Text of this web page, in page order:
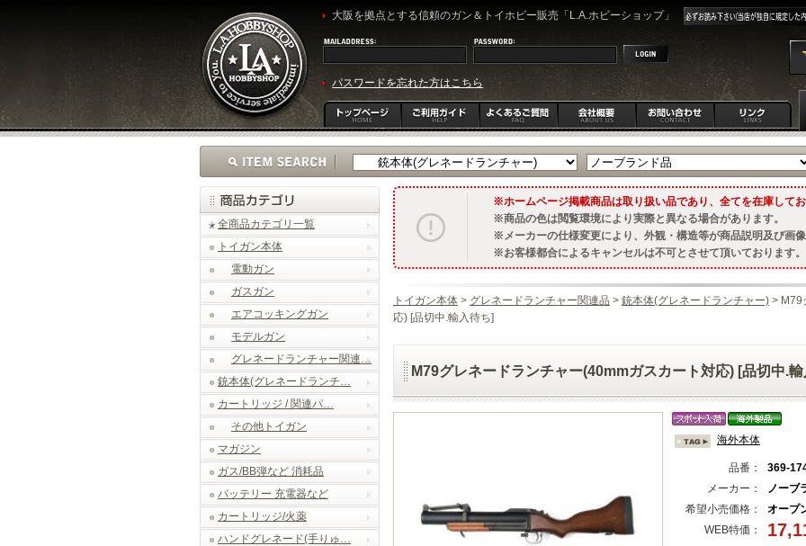
大阪を拠点とする信頼のガン＆トイホビー販売「L.A.ホビーショップ」
パスワードを忘れた方はこちら
全商品カテゴリ一覧
トイガン本体
電動ガン
ガスガン
エアコッキングガン
モデルガン
グレネードランチャー関連…
銃本体(グレネードランチ…
カートリッジ / 関連パ…
その他トイガン
マガジン
ガス/BB弾など 消耗品
バッテリー 充電器など
カートリッジ/火薬
ハンドグレネード(手りゅ…
ホームページ掲載商品は取り扱い品であり、全てを在庫してお
商品の色は閲覧環境により実際と異なる場合があります。
メーカーの仕様変更により、外観・構造等が商品説明及び画
お客様都合によるキャンセルは不可とさせて頂いております。
トイガン本体 > グレネードランチャー関連品 > 銃本体(グレネードランチャー) > M79
応) [品切中.輸入待ち]
M79グレネードランチャー(40mmガスカート対応) [品切中.輸
海外本体
品番：
369-
メーカー：
ノーブ
希望小売価格：
オープ
WEB特価：